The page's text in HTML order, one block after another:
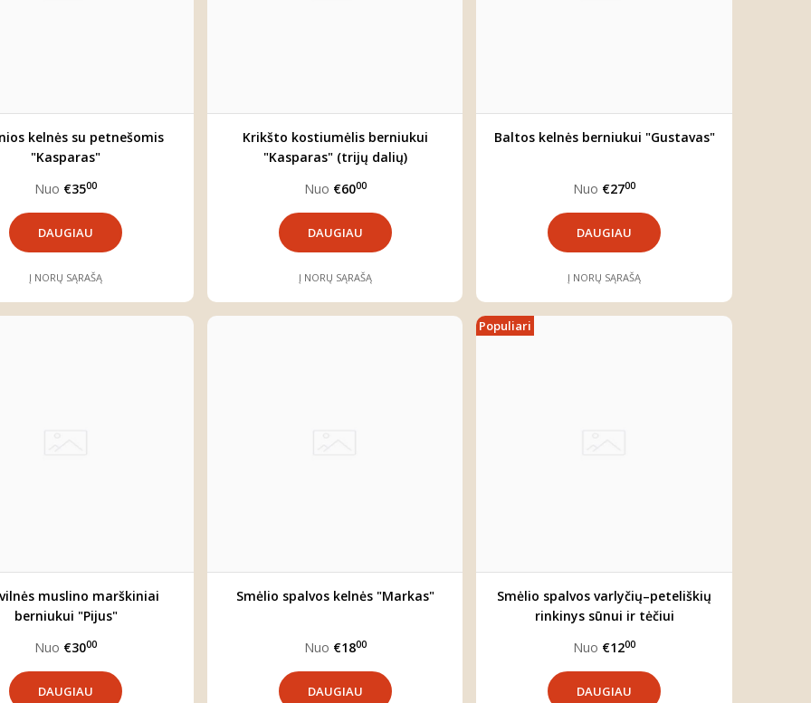
kelnės su petnešomis
"Kasparas"
Nuo €3500
DAUGIAU
Į NORŲ SĄRAŠĄ
Krikšto kostiumėlis berniukui
"Kasparas" (trijų dalių)
Nuo €6000
DAUGIAU
Į NORŲ SĄRAŠĄ
Baltos kelnės berniukui "Gustavas"
Nuo €2700
DAUGIAU
Į NORŲ SĄRAŠĄ
muslino marškiniai
berniukui "Pijus"
Nuo €3000
DAUGIAU
Smėlio spalvos kelnės "Markas"
Nuo €1800
DAUGIAU
Populiari
Smėlio spalvos varlyčių–peteliškių
rinkinys sūnui ir tėčiui
Nuo €1200
DAUGIAU